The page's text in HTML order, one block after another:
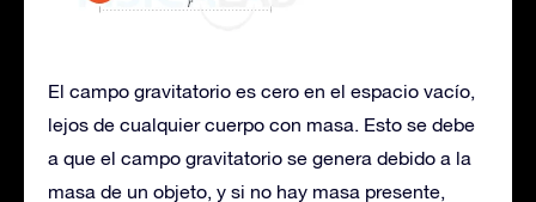
El campo gravitatorio es cero en el espacio vacío,
lejos de cualquier cuerpo con masa. Esto se debe
a que el campo gravitatorio se genera debido a la
masa de un objeto, y si no hay masa presente,